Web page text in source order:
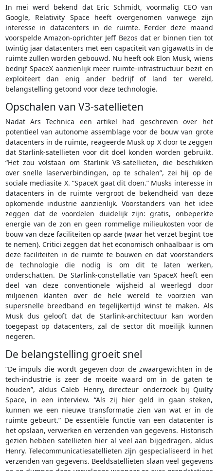
In mei werd bekend dat Eric Schmidt, voormalig CEO van
Google, Relativity Space heeft overgenomen vanwege zijn
interesse in datacenters in de ruimte. Eerder deze maand
voorspelde Amazon-oprichter Jeff Bezos dat er binnen tien tot
twintig jaar datacenters met een capaciteit van gigawatts in de
ruimte zullen worden gebouwd. Nu heeft ook Elon Musk, wiens
bedrijf SpaceX aanzienlijk meer ruimte-infrastructuur bezit en
exploiteert dan enig ander bedrijf of land ter wereld,
belangstelling getoond voor deze technologie.
Opschalen van V3-satellieten
Nadat Ars Technica een artikel had geschreven over het
potentieel van autonome assemblage voor de bouw van grote
datacenters in de ruimte, reageerde Musk op X door te zeggen
dat Starlink-satellieten voor dit doel konden worden gebruikt.
“Het zou volstaan om Starlink V3-satellieten, die beschikken
over snelle laserverbindingen, op te schalen”, zei hij op de
sociale mediasite X. “SpaceX gaat dit doen.” Musks interesse in
datacenters in de ruimte vergroot de bekendheid van deze
opkomende industrie aanzienlijk. Voorstanders van het idee
zeggen dat de voordelen duidelijk zijn: gratis, onbeperkte
energie van de zon en geen rommelige milieukosten voor de
bouw van deze faciliteiten op aarde (waar het verzet begint toe
te nemen). Critici zeggen dat het economisch onhaalbaar is om
deze faciliteiten in de ruimte te bouwen en dat voorstanders
de technologie die nodig is om dit te laten werken,
onderschatten. De Starlink-constellatie van SpaceX heeft een
deel van deze conventionele wijsheid al weerlegd door
miljoenen klanten over de hele wereld te voorzien van
supersnelle breedband en tegelijkertijd winst te maken. Als
Musk dus gelooft dat de Starlink-architectuur kan worden
toegepast op datacenters, zal de sector dit moeilijk kunnen
negeren.
De belangstelling groeit snel
“De impuls die wordt gegeven door de zwaargewichten in de
tech-industrie is zeer de moeite waard om in de gaten te
houden”, aldus Caleb Henry, directeur onderzoek bij Quilty
Space, in een interview. “Als zij hier geld in gaan steken,
kunnen we een nieuwe transformatie zien van wat er in de
ruimte gebeurt.” De essentiële functie van een datacenter is
het opslaan, verwerken en verzenden van gegevens. Historisch
gezien hebben satellieten hier al veel aan bijgedragen, aldus
Henry. Telecommunicatiesatellieten zijn gespecialiseerd in het
verzenden van gegevens. Beeldsatellieten slaan veel gegevens